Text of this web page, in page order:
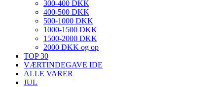
300-400 DKK
400-500 DKK
500-1000 DKK
1000-1500 DKK
1500-2000 DKK
2000 DKK og op
TOP 30
VÆRTINDEGAVE IDE
ALLE VARER
JUL